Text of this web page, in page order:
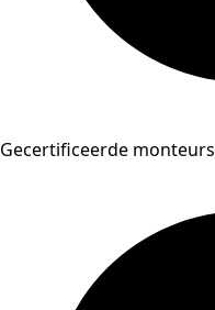
Gecertificeerde monteurs